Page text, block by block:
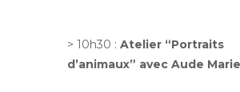
> 10h30 : Atelier “Portraits
d’animaux” avec Aude Marie